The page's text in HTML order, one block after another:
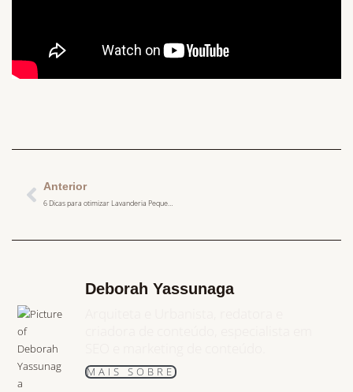
Anterior
6 Dicas para otimizar Lavanderia Pequena: Otimização e Estilo
Deborah Yassunaga
MAIS SOBRE